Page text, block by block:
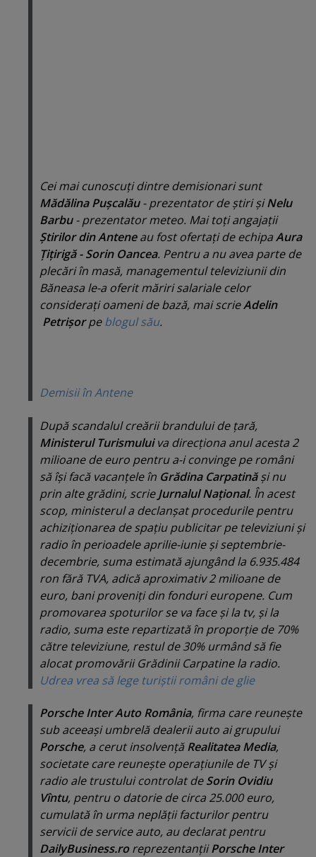
Cei mai cunoscuţi dintre demisionari sunt
Mădălina Puşcalău- prezentator de ştiri şiNelu
Barbu- prezentator meteo. Mai toţi angajaţii
Ştirilor din Anteneau fost ofertaţi de echipaAura
Ţiţirigă - Sorin Oancea. Pentru a nu avea parte de
plecări în masă, managementul televiziunii din
Băneasa le-a oferit măriri salariale celor
consideraţi oameni de bază, mai scrieAdelin
Petrişorpeblogul său.
Demisii în Antene
După scandalul creării brandului de ţară,
Ministerul Turismuluiva direcţiona anul acesta 2
milioane de euro pentru a-i con­vin­ge pe români
să îşi facă vacanţele în Grădina Carpatinăşi nu
prin alte grădini, scrieJurnalul Naţional. În acest
scop, ministerul a declanşat procedurile pentru
achi­zi­ţionarea de spaţiu publicitar pe televiziuni şi
radio în perioadele aprilie-iunie şi septembrie-
decembrie, suma estimată ajungând la 6.935.484
ron fără TVA, adică aproximativ 2 mili­oane de
euro, bani proveniţi din fonduri europene. Cum
promovarea spoturilor se va face şi la tv, şi la
radio, suma este repartizată în proporţie de 70%
către televiziune, restul de 30% urmând să fie
alocat promovării Grădinii Carpatine la radio.
Udrea vrea să lege turiştii români de glie
Porsche Inter Auto România, firma care reuneşte
sub aceeaşi umbrelă dealerii auto ai grupului
Porsche, a cerut insolvenţăRealitatea Media,
societate care reuneşte operaţiunile de TV şi
radio ale trustului controlat deSorin Ovidiu
Vîntu, pentru o datorie de circa 25.000 euro,
cumulată în urma neplăţii facturilor pentru
servicii de service auto, au declarat pentru
DailyBusiness.roreprezentanţiiPorsche Inter